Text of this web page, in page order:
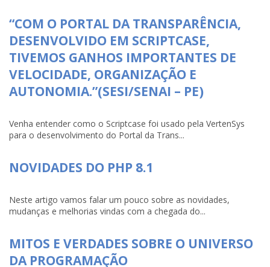
“COM O PORTAL DA TRANSPARÊNCIA,
DESENVOLVIDO EM SCRIPTCASE,
TIVEMOS GANHOS IMPORTANTES DE
VELOCIDADE, ORGANIZAÇÃO E
AUTONOMIA.”(SESI/SENAI – PE)
Venha entender como o Scriptcase foi usado pela VertenSys
para o desenvolvimento do Portal da Trans...
NOVIDADES DO PHP 8.1
Neste artigo vamos falar um pouco sobre as novidades,
mudanças e melhorias vindas com a chegada do...
MITOS E VERDADES SOBRE O UNIVERSO
DA PROGRAMAÇÃO